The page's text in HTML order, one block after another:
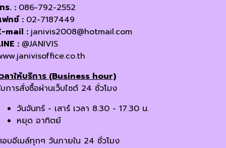
ร. : 086-792-2552
กซ์ : 02-7187449
mail : janivis2008@hotmail.com
: @JANIVIS
ลาให้บริการ (Business hour)
การสั่งซื้อผ่านเว็บไซต์ 24 ชั่วโมง
วันจันทร์ - เสาร์ เวลา 8.30 - 17.30 น.
หยุด อาทิตย์
บอีเมล์ทุกๆ วันภายใน 24 ชั่วโมง